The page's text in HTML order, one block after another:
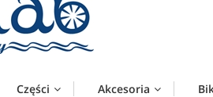
Części Akcesoria